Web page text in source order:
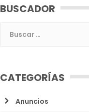
BUSCADOR
CATEGORÍAS
Anuncios